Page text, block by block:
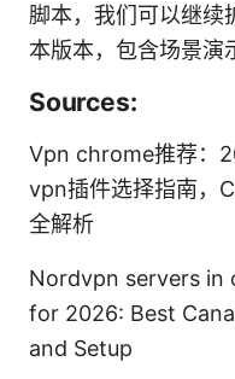
脚本，我们可以继续
本版本，包含场景演
Sources:
Vpn chrome推荐：
vpn插件选择指南，
全解析
Nordvpn servers in
for 2026: Best
and Setup